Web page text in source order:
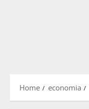
Home economia